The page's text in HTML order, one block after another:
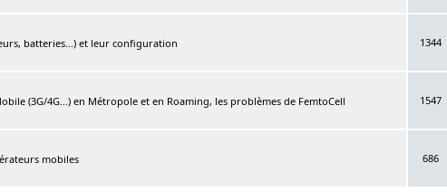
batteries...) et leur configuration 1344
(3G/4G...) en Métropole et en Roaming, les problèmes de FemtoCell 1547
mobiles 686